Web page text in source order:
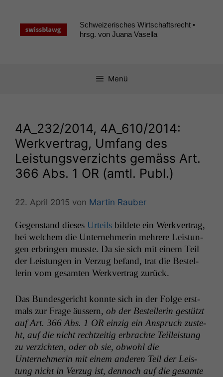
springen
Schweizerisches Wirtschaftsrecht •
hrsg. von Juana Vasella
Menü
4A_232/2014, 4A_610/2014:
Werkvertrag, Umfang des
Leistungsverzichts gemäss Art.
366 Abs. 1 OR (amtl. Publ.)
22. April 2015 von Martin Rauber
Gegen­stand dieses Urteils bildete ein Werkver­trag,
bei welchem die Unternehmerin mehrere Leis­tun­
gen erbrin­gen musste. Da sie sich mit einem Teil
der Leis­tun­gen in Verzug befand, trat die Bestel­
lerin vom gesamten Werkver­trag zurück.
Das Bun­des­gericht kon­nte sich in der Folge erst­
mals zur Frage äussern, ob der Bestel­lerin gestützt
auf Art. 366 Abs. 1 OR einzig ein Anspruch zuste­
ht, auf die nicht rechtzeit­ig erbrachte Teilleis­tung
zu verzicht­en, oder ob sie, obwohl die
Unternehmerin mit einem anderen Teil der Leis­
tung nicht in Verzug ist, den­noch auf die gesamte